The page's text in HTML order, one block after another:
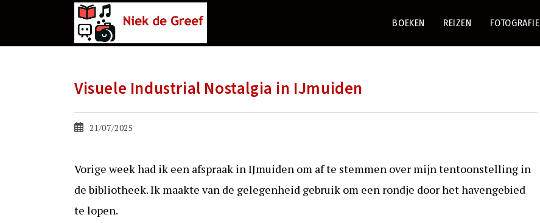
BOEKEN REIZEN FOTOGRAFIE
Visuele Industrial Nostalgia in IJmuiden
Bericht21/07/2025
Vorige week had ik een afspraak in IJmuiden om af te stemmen over mijn tentoonstelling in
de bibliotheek. Ik maakte van de gelegenheid gebruik om een rondje door het havengebied
te lopen.